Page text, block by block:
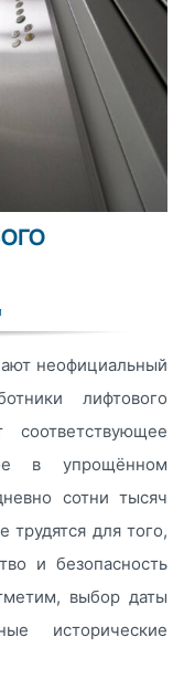
неофициальный
лифтового
соответствующее
в упрощённом
сотни тысяч
трудятся для того,
и безопасность
выбор даты
исторические